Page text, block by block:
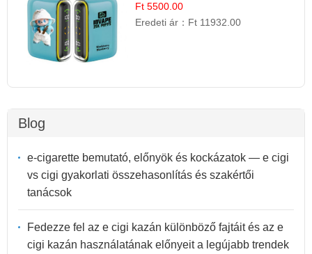
Ft 5500.00
Eredeti ár： Ft 11932.00
Blog
e-cigarette bemutató, előnyök és kockázatok — e cigi
vs cigi gyakorlati összehasonlítás és szakértői
tanácsok
Fedezze fel az e cigi kazán különböző fajtáit és az e
cigi kazán használatának előnyeit a legújabb trendek